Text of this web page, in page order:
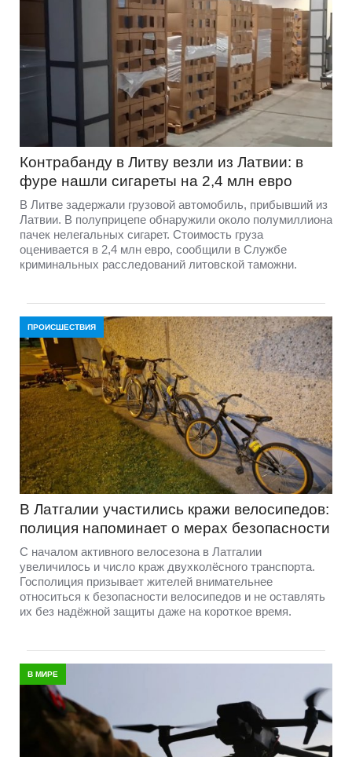
Контрабанду в Литву везли из Латвии: в
фуре нашли сигареты на 2,4 млн евро
В Литве задержали грузовой автомобиль, прибывший из
Латвии. В полуприцепе обнаружили около полумиллиона
пачек нелегальных сигарет. Стоимость груза
оценивается в 2,4 млн евро, сообщили в Службе
криминальных расследований литовской таможни.
ПРОИСШЕСТВИЯ
В Латгалии участились кражи велосипедов:
полиция напоминает о мерах безопасности
С началом активного велосезона в Латгалии
увеличилось и число краж двухколёсного транспорта.
Госполиция призывает жителей внимательнее
относиться к безопасности велосипедов и не оставлять
их без надёжной защиты даже на короткое время.
В МИРЕ